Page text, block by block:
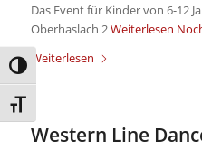
Umschalten auf hohe
Schrift vergrößern
Das Event für Kinder von 6-12
Oberhaslach 2Weiterlesen
Weiterlesen
Western Line